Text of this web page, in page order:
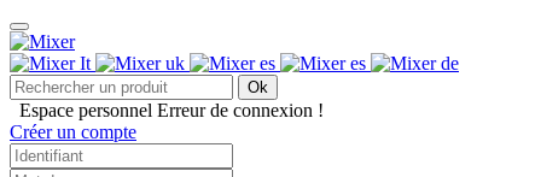
Ok
Espace personnel Erreur de connexion !
Créer un compte